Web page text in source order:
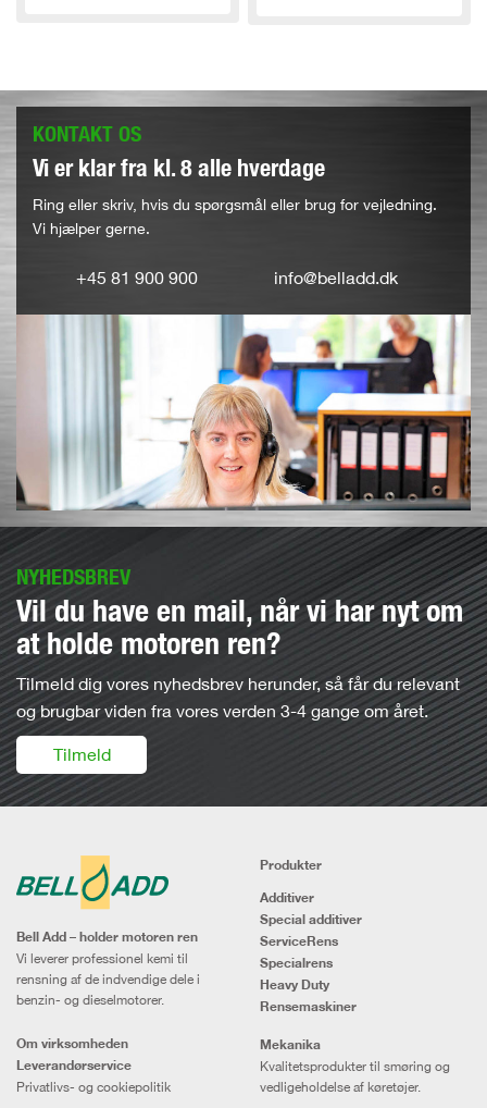
KONTAKT OS
Vi er klar fra kl. 8 alle hverdage
Ring eller skriv, hvis du spørgsmål eller brug for vejledning.
Vi hjælper gerne.
+45 81 900 900 info@belladd.dk
NYHEDSBREV
Vil du have en mail, når vi har nyt om
at holde motoren ren?
Tilmeld dig vores nyhedsbrev herunder, så får du relevant
og brugbar viden fra vores verden 3-4 gange om året.
Tilmeld
Bell Add – holder motoren ren
Vi leverer professionel kemi til
rensning af de indvendige dele i
benzin- og dieselmotorer.
Om virksomheden
Leverandørservice
Privatlivs- og cookiepolitik
Produkter
Additiver
Special additiver
ServiceRens
Specialrens
Heavy Duty
Rensemaskiner
Mekanika
Kvalitetsprodukter til smøring og
vedligeholdelse af køretøjer.